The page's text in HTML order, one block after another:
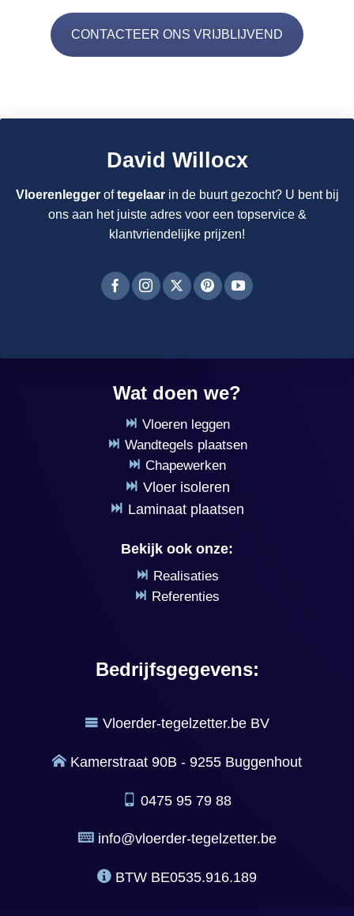
CONTACTEER ONS VRIJBLIJVEND
David Willocx
Vloerenleggeroftegelaarin de buurt gezocht? U bent bij
ons aan het juiste adres voor een topservice &
klantvriendelijke prijzen!
Wat doen we?
Vloeren leggen
Wandtegels plaatsen
Chapewerken
Vloer isoleren
Laminaat plaatsen
Bekijk ook onze:
Realisaties
Referenties
Bedrijfsgegevens:
Vloerder-tegelzetter.be BV
Kamerstraat 90B - 9255 Buggenhout
0475 95 79 88
info@vloerder-tegelzetter.be
BTW BE0535.916.189